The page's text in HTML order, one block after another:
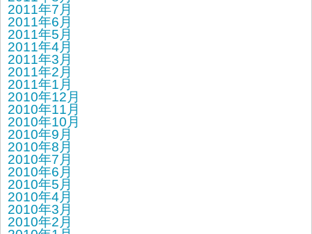
2011年7月
2011年6月
2011年5月
2011年4月
2011年3月
2011年2月
2011年1月
2010年12月
2010年11月
2010年10月
2010年9月
2010年8月
2010年7月
2010年6月
2010年5月
2010年4月
2010年3月
2010年2月